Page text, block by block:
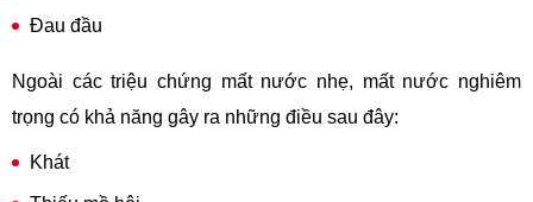
Đau đầu
Ngoài các triệu chứng mất nước nhẹ, mất nước nghiêm
trọng có khả năng gây ra những điều sau đây:
Khát